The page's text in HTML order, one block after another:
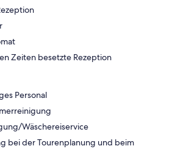
Zeiten besetzte Rezeption
Personal
Wäschereiservice
bei der Tourenplanung und beim